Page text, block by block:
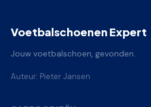
Voetbalschoenen Expert
Jouw voetbalschoen, gevonden.
Auteur: Pieter Jansen